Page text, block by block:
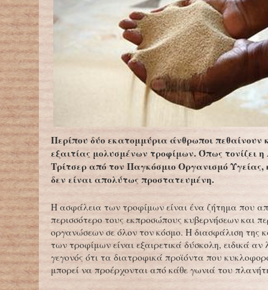
Περίπου δύο εκατομμύρια άνθρωποι πεθαίνουν
εξαιτίας μολυσμένων τροφίμων. Όπως τονίζει
Τρίτσερ από τον Παγκόσμιο Οργανισμό
δεν είναι απολύτως προστατευμένη.
Η ασφάλεια των τροφίμων είναι ένα ζήτημα που
περισσότερο τους εκπροσώπους κυβερνήσεων και
οργανώσεων σε όλον τον κόσμο. Η διασφάλιση της
των τροφίμων είναι εξαιρετικά δύσκολη, ειδικά αν
γεγονός ότι τα διατροφικά προϊόντα που
μπορεί να προέρχονται από κάθε γωνιά του